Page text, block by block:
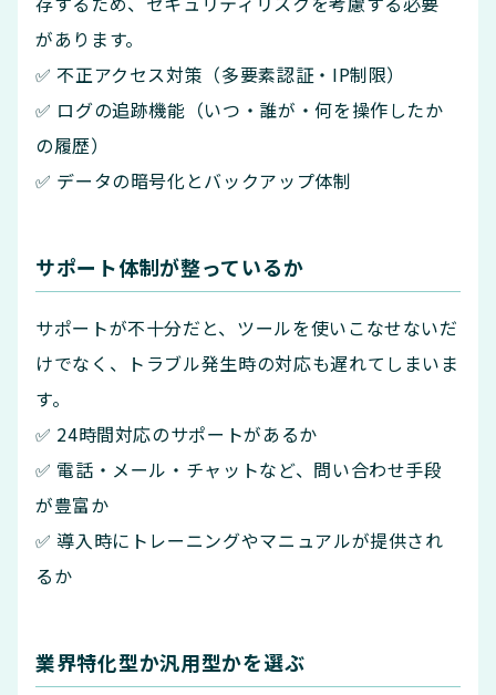
があります。
✅ 不正アクセス対策（多要素認証・IP制限）
✅ ログの追跡機能（いつ・誰が・何を操作したか
の履歴）
✅ データの暗号化とバックアップ体制
サポート体制が整っているか
サポートが不十分だと、ツールを使いこなせないだ
けでなく、トラブル発生時の対応も遅れてしまいま
す。
✅ 24時間対応のサポートがあるか
✅ 電話・メール・チャットなど、問い合わせ手段
が豊富か
✅ 導入時にトレーニングやマニュアルが提供され
るか
業界特化型か汎用型かを選ぶ